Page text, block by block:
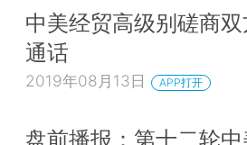
中美经贸高级别磋商双
通话
2019年08月13日 APP打开
盘前播报：第十二轮